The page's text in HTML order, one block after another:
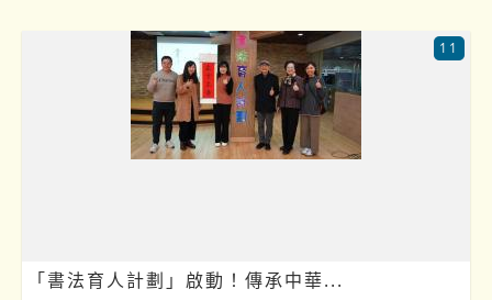
「書法育人計劃」啟動！傳承中華...
11